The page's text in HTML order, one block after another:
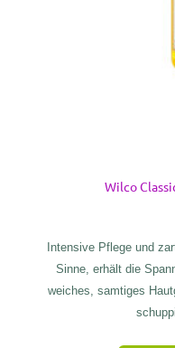
Wilco
Intensive Pflege und
Sinne, erhält die
weiches, samtiges